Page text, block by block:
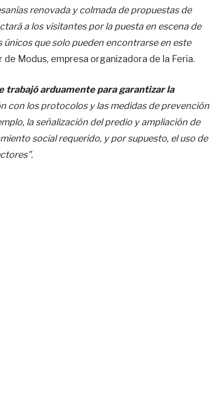
renovada y colmada de propuestas de
a los visitantes por la puesta en escena de
que solo pueden encontrarse en este
Modus, empresa organizadora de la Feria.
trabajó arduamente para garantizar la
con los protocolos y las medidas de prevención
la señalización del predio y ampliación de
social requerido, y por supuesto, el uso de